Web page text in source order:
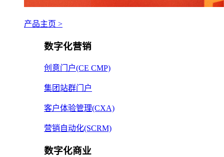
产品主页 >
数字化营销
创意门户(CE CMP)
集团站群门户
客户体验管理(CXA)
营销自动化(SCRM)
数字化商业